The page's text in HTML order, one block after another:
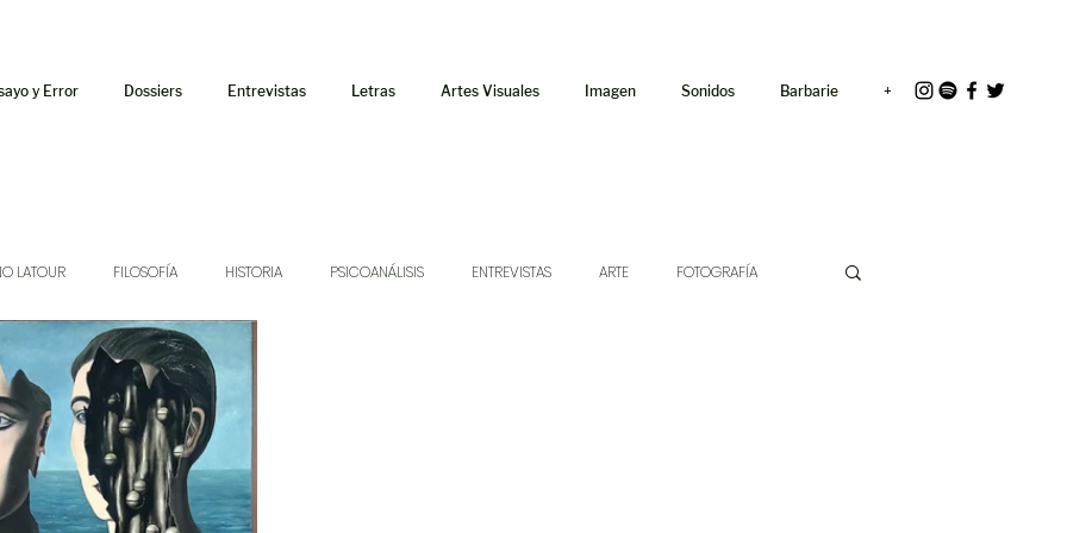
y Error Dossiers Entrevistas Letras Artes Visuales Imagen Sonidos Barbarie +
LATOUR FILOSOFÍA HISTORIA PSICOANÁLISIS ENTREVISTAS ARTE FOTOGRAFÍA
MÚSICA JUKEBOX
ORÁCULO AFUERISMOS